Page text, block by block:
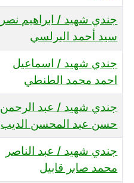
جندي شهيد / ابراهيم نصر
سيد أحمد البرلسي
جندي شهيد / اسماعيل
احمد محمد الطنطي
جندي شهيد / عبد الرحمن
حسن عبد المحسن الديب
جندي شهيد / عبد الناصر
محمد صابر قابيل